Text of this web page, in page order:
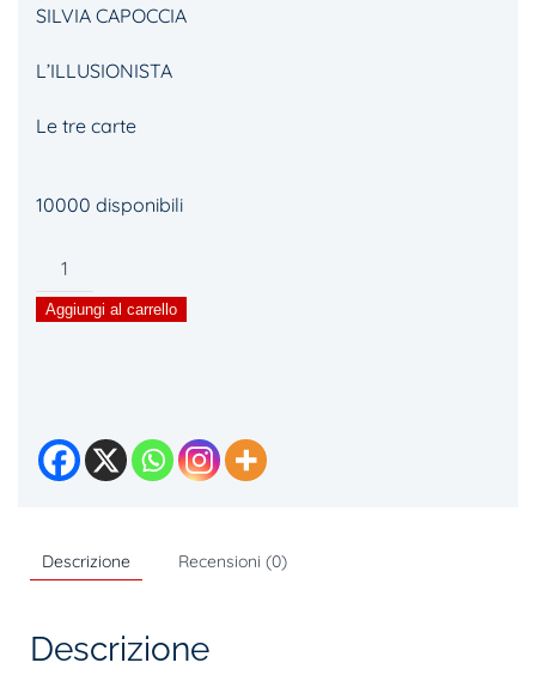
SILVIA CAPOCCIA
L’ILLUSIONISTA
Le tre carte
10000 disponibili
L'illusionista
Aggiungi al carrello
Descrizione Recensioni (0)
Descrizione